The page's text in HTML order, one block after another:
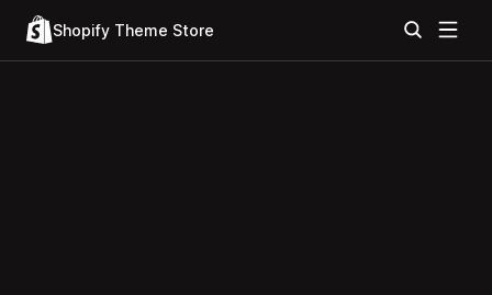
Shopify Theme Store